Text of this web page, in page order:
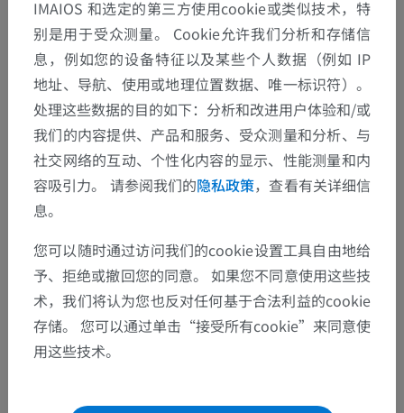
IMAIOS 和选定的第三方使用cookie或类似技术，特
别是用于受众测量。 Cookie允许我们分析和存储信
息，例如您的设备特征以及某些个人数据（例如 IP
地址、导航、使用或地理位置数据、唯一标识符）。
处理这些数据的目的如下：分析和改进用户体验和/或
我们的内容提供、产品和服务、受众测量和分析、与
社交网络的互动、个性化内容的显示、性能测量和内
容吸引力。 请参阅我们的隐私政策，查看有关详细信
息。
您可以随时通过访问我们的cookie设置工具自由地给
予、拒绝或撤回您的同意。 如果您不同意使用这些技
术，我们将认为您也反对任何基于合法利益的cookie
存储。 您可以通过单击“接受所有cookie”来同意使
用这些技术。